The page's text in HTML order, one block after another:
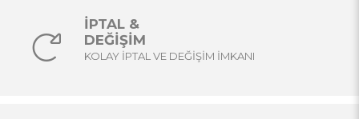
İPTAL &
DEĞİŞİM
KOLAY İPTAL VE DEĞİŞİM İMKANI